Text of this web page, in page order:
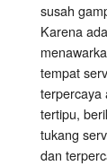
susah
Karena
tempat
terpercaya
tertipu,
tukang
dan